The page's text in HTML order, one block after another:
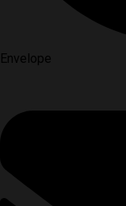
Envelope